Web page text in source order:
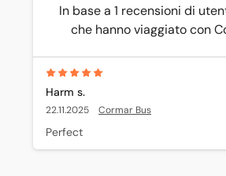
In base a 1 recensioni di
che hanno viaggiato con
Harm s.
22.11.2025 Cormar Bus
Perfect